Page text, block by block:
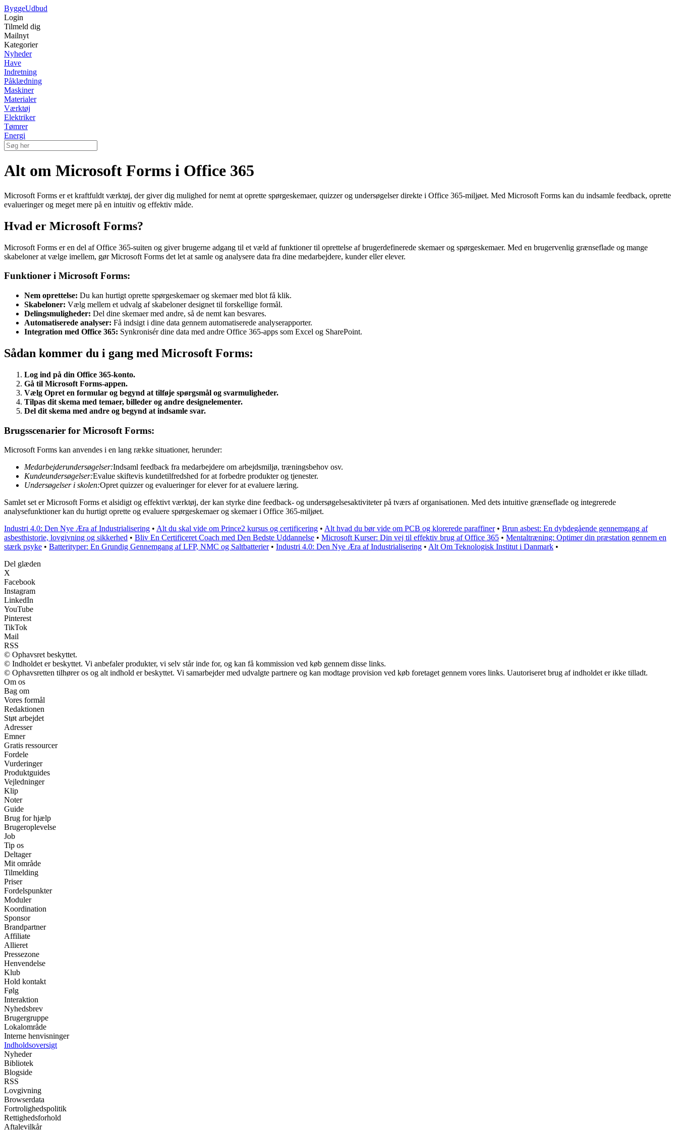
ByggeUdbud
Login
Tilmeld dig
Mailnyt
Kategorier
Nyheder
Have
Indretning
Påklædning
Maskiner
Materialer
Værktøj
Elektriker
Tømrer
Energi
Alt om Microsoft Forms i Office 365
Microsoft Forms er et kraftfuldt værktøj, der giver dig mulighed for nemt at oprette spørgeskemaer, quizzer og undersøgelser direkte i Office 365-miljøet. Med Microsoft Forms kan du indsamle feedback, oprette
evalueringer og meget mere på en intuitiv og effektiv måde.
Hvad er Microsoft Forms?
Microsoft Forms er en del af Office 365-suiten og giver brugerne adgang til et væld af funktioner til oprettelse af brugerdefinerede skemaer og spørgeskemaer. Med en brugervenlig grænseflade og mange
skabeloner at vælge imellem, gør Microsoft Forms det let at samle og analysere data fra dine medarbejdere, kunder eller elever.
Funktioner i Microsoft Forms:
Nem oprettelse: Du kan hurtigt oprette spørgeskemaer og skemaer med blot få klik.
Skabeloner: Vælg mellem et udvalg af skabeloner designet til forskellige formål.
Delingsmuligheder: Del dine skemaer med andre, så de nemt kan besvares.
Automatiserede analyser: Få indsigt i dine data gennem automatiserede analyserapporter.
Integration med Office 365: Synkronisér dine data med andre Office 365-apps som Excel og SharePoint.
Sådan kommer du i gang med Microsoft Forms:
Log ind på din Office 365-konto.
Gå til Microsoft Forms-appen.
Vælg Opret en formular og begynd at tilføje spørgsmål og svarmuligheder.
Tilpas dit skema med temaer, billeder og andre designelementer.
Del dit skema med andre og begynd at indsamle svar.
Brugsscenarier for Microsoft Forms:
Microsoft Forms kan anvendes i en lang række situationer, herunder:
Medarbejderundersøgelser:Indsaml feedback fra medarbejdere om arbejdsmiljø, træningsbehov osv.
Kundeundersøgelser:Evalue skiftevis kundetilfredshed for at forbedre produkter og tjenester.
Undersøgelser i skolen:Opret quizzer og evalueringer for elever for at evaluere læring.
Samlet set er Microsoft Forms et alsidigt og effektivt værktøj, der kan styrke dine feedback- og undersøgelsesaktiviteter på tværs af organisationen. Med dets intuitive grænseflade og integrerede
analysefunktioner kan du hurtigt oprette og evaluere spørgeskemaer og skemaer i Office 365-miljøet.
Industri 4.0: Den Nye Æra af Industrialisering • Alt du skal vide om Prince2 kursus og certificering • Alt hvad du bør vide om PCB og klorerede paraffiner• Brun asbest: En dybdegående gennemgang af
asbesthistorie, lovgivning og sikkerhed • Bliv En Certificeret Coach med Den Bedste Uddannelse • Microsoft Kurser: Din vej til effektiv brug af Office 365 • Mentaltræning: Optimer din præstation gennem en
stærk psyke • Batterityper: En Grundig Gennemgang af LFP, NMC og Saltbatterier• Industri 4.0: Den Nye Æra af Industrialisering • Alt Om Teknologisk Institut i Danmark •
Del glæden
X
Facebook
Instagram
LinkedIn
YouTube
Pinterest
TikTok
Mail
RSS
© Ophavsret beskyttet.
© Indholdet er beskyttet. Vi anbefaler produkter, vi selv står inde for, og kan få kommission ved køb gennem disse links.
© Ophavsretten tilhører os og alt indhold er beskyttet. Vi samarbejder med udvalgte partnere og kan modtage provision ved køb foretaget gennem vores links. Uautoriseret brug af indholdet er ikke tilladt.
Om os
Bag om
Vores formål
Redaktionen
Støt arbejdet
Adresser
Emner
Gratis ressourcer
Fordele
Vurderinger
Produktguides
Vejledninger
Klip
Noter
Guide
Brug for hjælp
Brugeroplevelse
Job
Tip os
Deltager
Mit område
Tilmelding
Priser
Fordelspunkter
Moduler
Koordination
Sponsor
Brandpartner
Affiliate
Allieret
Pressezone
Henvendelse
Klub
Hold kontakt
Følg
Interaktion
Nyhedsbrev
Brugergruppe
Lokalområde
Interne henvisninger
Indholdsoversigt
Nyheder
Bibliotek
Blogside
RSS
Lovgivning
Browserdata
Fortrolighedspolitik
Rettighedsforhold
Aftalevilkår